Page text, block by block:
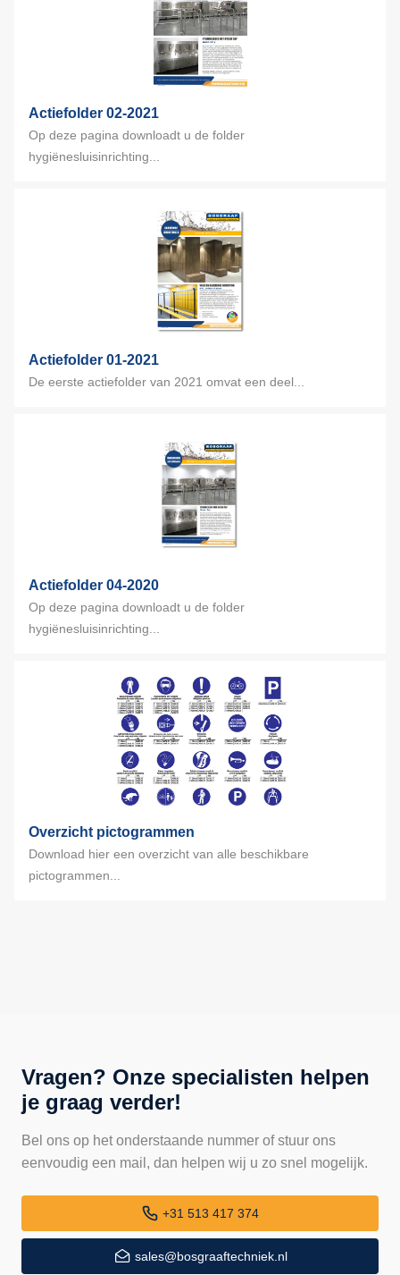
Actiefolder 02-2021
Op deze pagina downloadt u de folder
hygiënesluisinrichting...
Actiefolder 01-2021
De eerste actiefolder van 2021 omvat een deel...
Actiefolder 04-2020
Op deze pagina downloadt u de folder
hygiënesluisinrichting...
Overzicht pictogrammen
Download hier een overzicht van alle beschikbare
pictogrammen...
Vragen? Onze specialisten helpen
je graag verder!
Bel ons op het onderstaande nummer of stuur ons
eenvoudig een mail, dan helpen wij u zo snel mogelijk.
+31 513 417 374
sales@bosgraaftechniek.nl